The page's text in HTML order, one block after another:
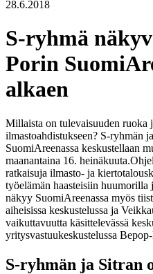
28.6.2018
S-ryhmä
Porin
alkaen
Millaista on tulevaisuuden ruoka
ilmastoahdistukseen? S-ryhmän
SuomiAreenassa keskustellaan
maanantaina 16. heinäkuuta.
ratkaisuja ilmasto- ja
työelämän haasteisiin huumorilla
näkyy SuomiAreenassa myös
aiheisissa keskustelussa ja
vaikuttavuutta käsittelevässä
yritysvastuukeskustelussa
S-ryhmän ja Sitran